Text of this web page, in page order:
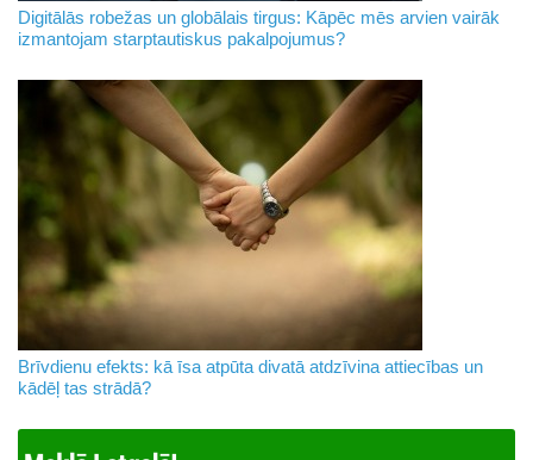
Digitālās robežas un globālais tirgus: Kāpēc mēs arvien vairāk
izmantojam starptautiskus pakalpojumus?
Brīvdienu efekts: kā īsa atpūta divatā atdzīvina attiecības un
kādēļ tas strādā?